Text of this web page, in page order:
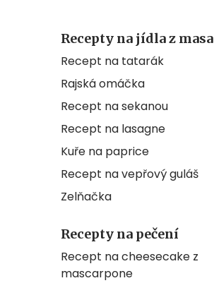
Recepty na jídla z masa
Recept na tatarák
Rajská omáčka
Recept na sekanou
Recept na lasagne
Kuře na paprice
Recept na vepřový guláš
Zelňačka
Recepty na pečení
Recept na cheesecake z
mascarpone